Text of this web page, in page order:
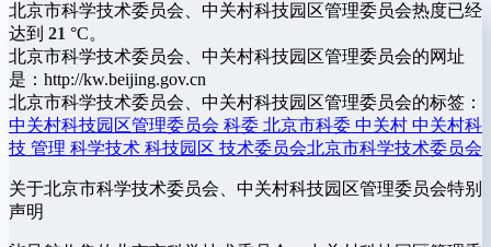
北京市科学技术委员会、中关村科技园区管理委员会热度已经
达到 21 °C。
北京市科学技术委员会、中关村科技园区管理委员会的网址
是：http://kw.beijing.gov.cn
北京市科学技术委员会、中关村科技园区管理委员会的标签：
中关村科技园区管理委员会 科委 北京市科委 中关村 中关村科
技 管理 科学技术 科技园区 技术委员会北京市科学技术委员会
关于北京市科学技术委员会、中关村科技园区管理委员会特别
声明